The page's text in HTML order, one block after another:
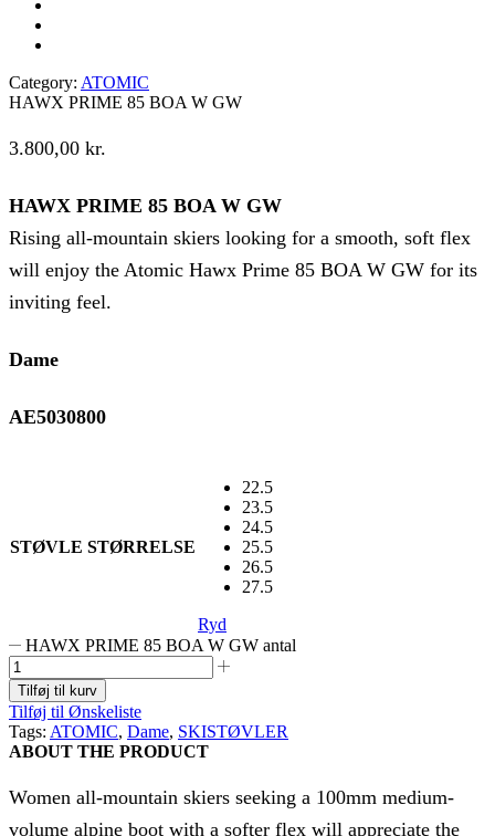
Category: ATOMIC
HAWX PRIME 85 BOA W GW
3.800,00 kr.
HAWX PRIME 85 BOA W GW
Rising all-mountain skiers looking for a smooth, soft flex
will enjoy the Atomic Hawx Prime 85 BOA W GW for its
inviting feel.
Dame
AE5030800
STØVLE STØRRELSE
22.5
23.5
24.5
25.5
26.5
27.5
Ryd
HAWX PRIME 85 BOA W GW antal
Tilføj til kurv
Tilføj til Ønskeliste
Tags: ATOMIC, Dame, SKISTØVLER
ABOUT THE PRODUCT
Women all-mountain skiers seeking a 100mm medium-
volume alpine boot with a softer flex will appreciate the